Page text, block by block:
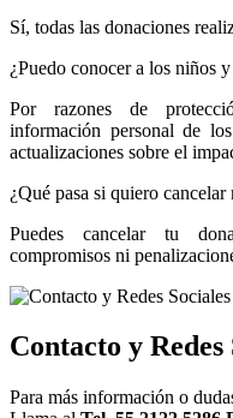
Sí, todas las donaciones
¿Puedo conocer a los niños
Por razones de
información personal de
actualizaciones sobre el
¿Qué pasa si quiero
Puedes cancelar tu
compromisos ni
Contacto y Redes
Para más información o